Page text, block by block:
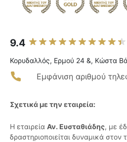
9.4
Κορυδαλλός, Ερμού 24 &, Κώστα
Εμφάνιση αριθμού
Σχετικά με την εταιρεία:
Η εταιρεία Αν. Ευσταθιάδης, με
δραστηριοποιείται δυναμικά στον